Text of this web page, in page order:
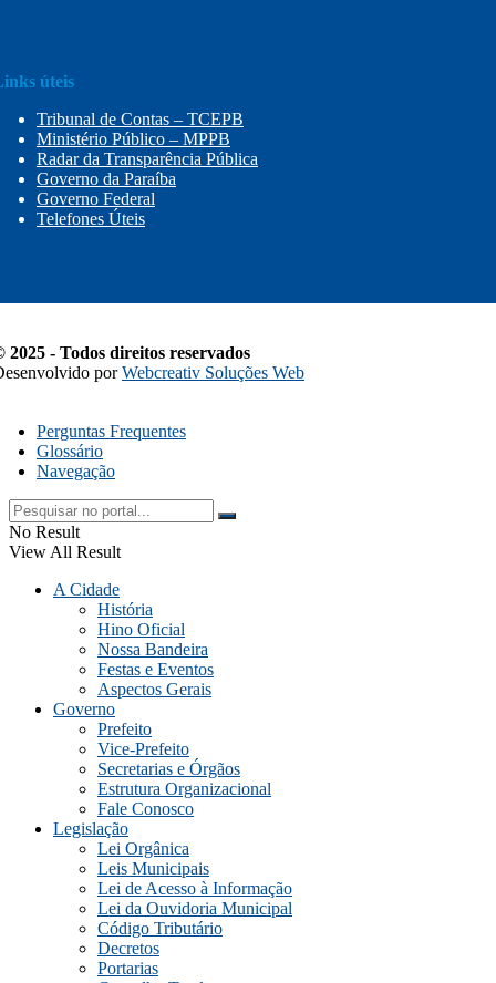
úteis
Tribunal de Contas – TCEPB
Ministério Público – MPPB
Radar da Transparência Pública
Governo da Paraíba
Governo Federal
Telefones Úteis
2025 - Todos direitos reservados
porWebcreativ Soluções Web
Perguntas Frequentes
Glossário
Navegação
No Result
View All Result
A Cidade
História
Hino Oficial
Nossa Bandeira
Festas e Eventos
Aspectos Gerais
Governo
Prefeito
Vice-Prefeito
Secretarias e Órgãos
Estrutura Organizacional
Fale Conosco
Legislação
Lei Orgânica
Leis Municipais
Lei de Acesso à Informação
Lei da Ouvidoria Municipal
Código Tributário
Decretos
Portarias